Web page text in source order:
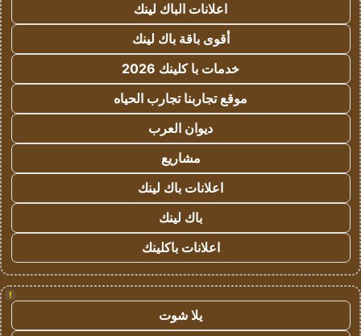
اعلانات الباك لينك
أقوى باقة باك لينك
خدمات با كلينك 2026
موقع تجاربنا تجارب الحياه
ديوان العرب
مشاريع
اعلانات باك لينك
باك لينك
اعلانات باكلينك
!
يلا شوت